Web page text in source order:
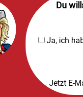
Du
Ja, ich
Jetzt E-